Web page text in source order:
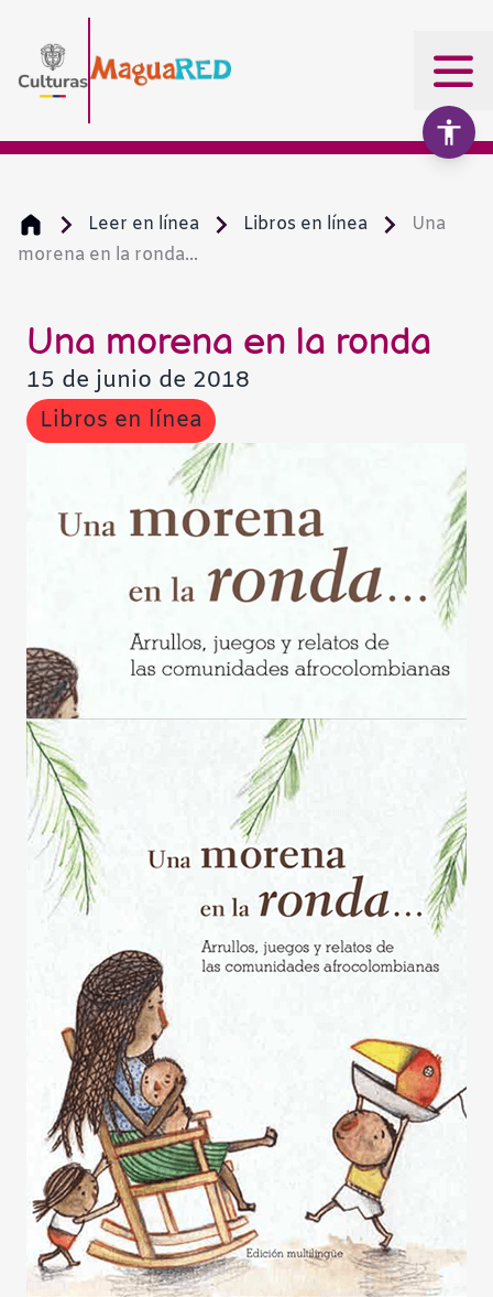
Leer en línea Libros en línea
Una
morena en la ronda...
Una morena en la ronda
15 de junio de 2018
Libros en línea
Contraste negativo
Fondo claro
Subrayar enlaces
Restablecer